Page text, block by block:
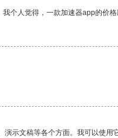
个人觉得，一款加速器app的价格
示文稿等各个方面。我可以使用